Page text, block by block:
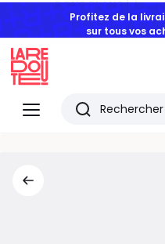
Profitez de la
sur tous vos
Menu
Redoute
Rechercher